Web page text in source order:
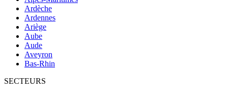
Ardèche
Ardennes
Ariège
Aube
Aude
Aveyron
Bas-Rhin
SECTEURS